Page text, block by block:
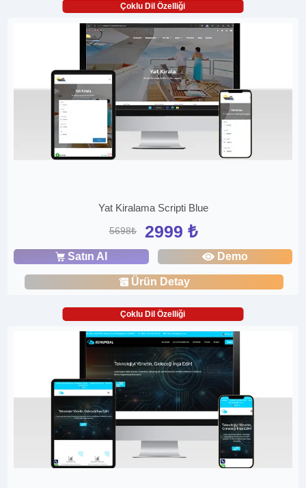
Çoklu Dil Özelliği
Yat Kiralama Scripti Blue
5698₺ 2999 ₺
Satın Al Demo
Ürün Detay
Çoklu Dil Özelliği